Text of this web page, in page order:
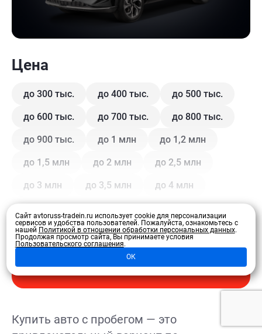
Цена
до 300 тыс. до 400 тыс. до 500 тыс.
до 600 тыс. до 700 тыс. до 800 тыс.
до 900 тыс. до 1 млн до 1,2 млн
до 1,5 млн до 2 млн до 2,5 млн
до 3 млн до 3,5 млн до 4 млн
Кузов
Внедорожник
Седан Хэтчбек 3 дв. Хэтчбек 5 дв.
Универсал Универсал 5 дв.
Развернуть
Купить авто с пробегом — это
Сайт avtoruss-tradein.ru использует cookie для персонализации
сервисов и удобства пользователей. Пожалуйста, ознакомьтесь с
нашей Политикой в отношении обработки персональных данных.
Продолжая просмотр сайта, Вы принимаете условия
Пользовательского соглашения.
ОК